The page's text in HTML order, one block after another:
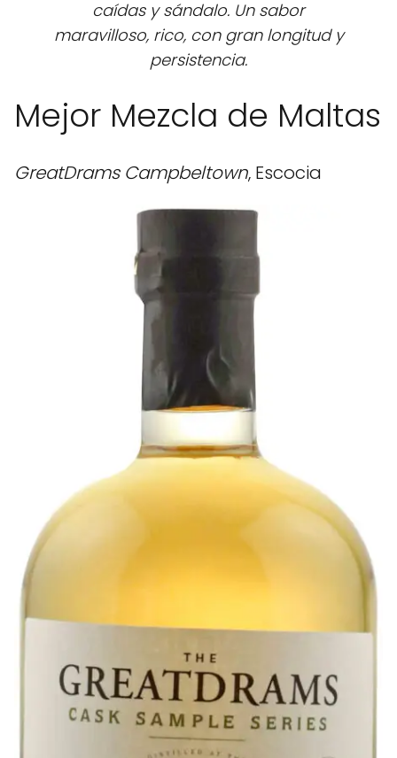
caídas y sándalo. Un sabor
maravilloso, rico, con gran longitud y
persistencia.
Mejor Mezcla de Maltas
GreatDrams Campbeltown, Escocia